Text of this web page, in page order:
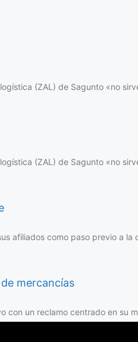
(ZAL) de Sagunto «no
(ZAL) de Sagunto «no
afiliados como paso previo a
mercancías
con un reclamo centrado en su